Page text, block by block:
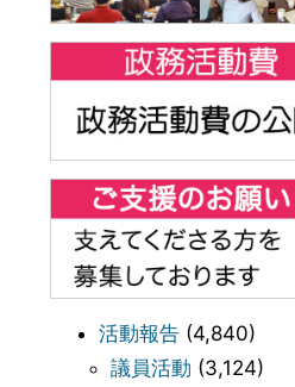
活動報告 (4,840)
議員活動 (3,124)